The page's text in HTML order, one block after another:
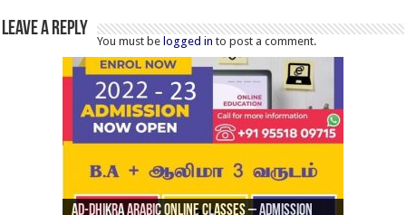
Leave a Reply
You must belogged in to post a comment.
Ad-Dhikra Arabic Online Classes – Admission
ரியாத் ஜும்ஆ தமிழாக்கம், Jamia Al Hajiri